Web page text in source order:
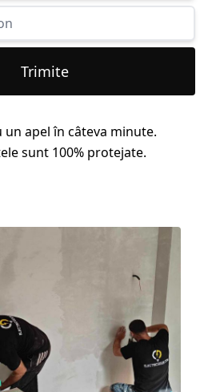
Trimite
un apel în câteva minute.
sunt 100% protejate.